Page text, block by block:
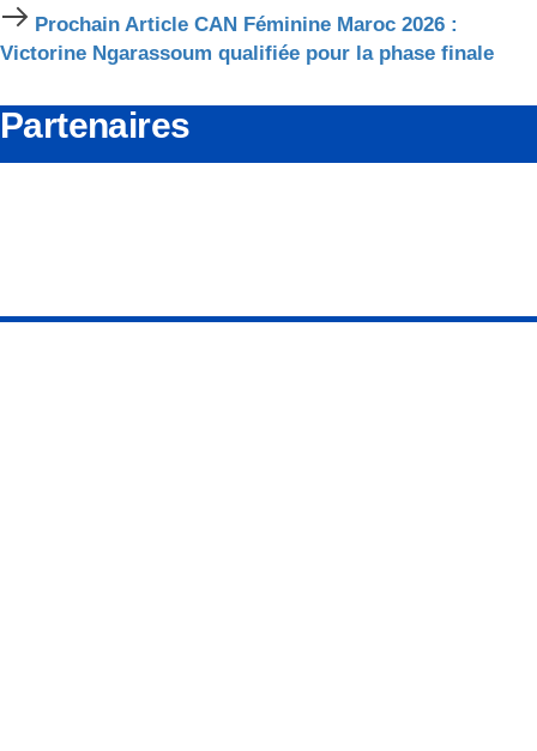
Prochain
Article
Prochain Article CAN Féminine Maroc 2026 :
Victorine Ngarassoum qualifiée pour la phase finale
Partenaires